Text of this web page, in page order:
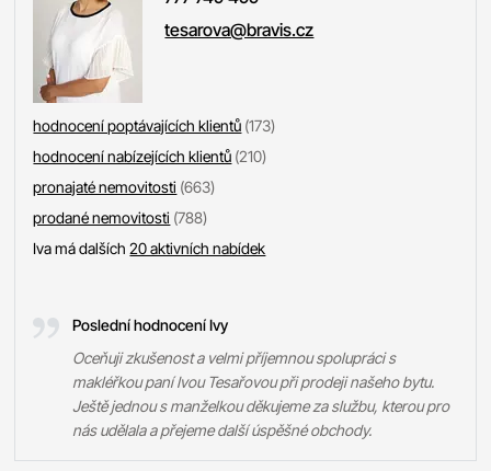
tesarova@bravis.cz
hodnocení poptávajících klientů (173)
hodnocení nabízejících klientů (210)
pronajaté nemovitosti (663)
prodané nemovitosti (788)
Iva má dalších20 aktivních nabídek
Poslední hodnocení Ivy
Oceňuji zkušenost a velmi příjemnou spolupráci s
makléřkou paní Ivou Tesařovou při prodeji našeho bytu.
Ještě jednou s manželkou děkujeme za službu, kterou pro
nás udělala a přejeme další úspěšné obchody.